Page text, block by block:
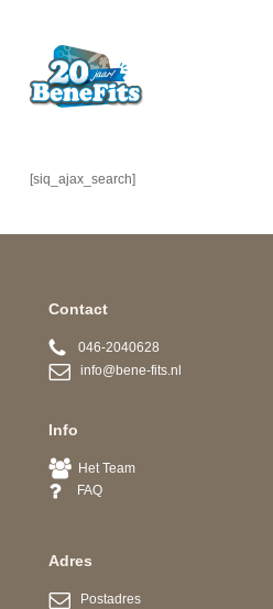
[siq_ajax_search]
Contact
046-2040628
info@bene-fits.nl
Info
Het Team
FAQ
Adres
Postadres